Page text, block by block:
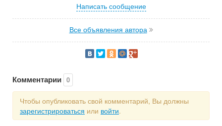
Написать сообщение
Все объявления автора
Комментарии 0
Чтобы опубликовать свой комментарий, Вы должны
зарегистрироваться или войти.